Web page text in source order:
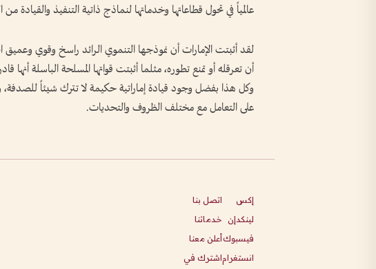
عالمياً في تحول قطاعاتها وخدماتها لنماذج ذاتية التنفيذ والقيادة
لقد أثبتت الإمارات أن نموذجها التنموي الرائد راسخ وقوي
أن تعرقله أو تمنع تطوره، مثلما أثبتت قواتها المسلحة الباسلة
وكل هذا بفضل وجود قيادة إماراتية حكيمة لا تترك شيئاً للصدفة،
على التعامل مع مختلف الظروف والتحديات.
إكس
لينكدإن
فيسبوك
انستغرام
اتصل بنا
خدماتنا
أعلن معنا
اشترك في